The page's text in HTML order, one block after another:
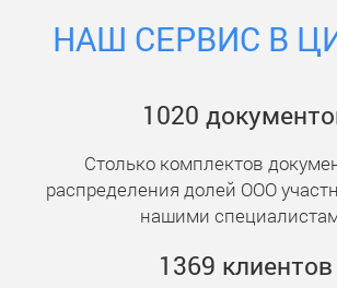
НАШ СЕРВИС В
1020 документ
Столько комплектов
распределения долей ООО
нашими
1369 клиентов